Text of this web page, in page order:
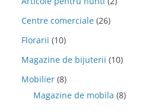
Centre comerciale (26)
Florarii (10)
Magazine de bijuterii (10)
Mobilier (8)
Magazine de mobila (8)